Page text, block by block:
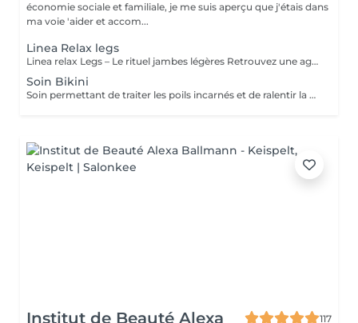
économie sociale et familiale, je me suis aperçu que j'étais dans
ma voie 'aider et accom...
Linea Relax legs
Linea relax Legs – Le rituel jambes légères Retrouvez une agréable sensation de légèreté grâce à notre soin Linea Legs. Ce rituel associe l'application de bandages imprégnés d'actifs rafraîchissants à une séance de pressothérapie. Cette combinaison favorise la circulation, stimule le drainage et aide à diminuer la sensation de jambes lourdes. Idéal en période de chaleur, après une journée debout ou en complément d'une cure minceur, Linea Legs procure un effet fraîcheur immédiat, réduit les sensations de fatigue et laisse vos jambes plus légères, reposées et confortables.
Soin Bikini
Soin permettant de traiter les poils incarnés et de ralentir la pousse du poils. Nous procédons à un gommage, suivi de votre épilations habituelle, extractions des poils incarnés, masque et crème fin de soin.
Institut de Beauté Alexa
117